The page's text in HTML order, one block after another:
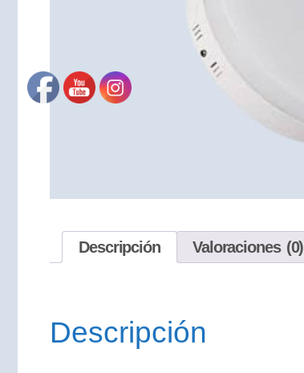
Descripción Valoraciones (0)
Descripción